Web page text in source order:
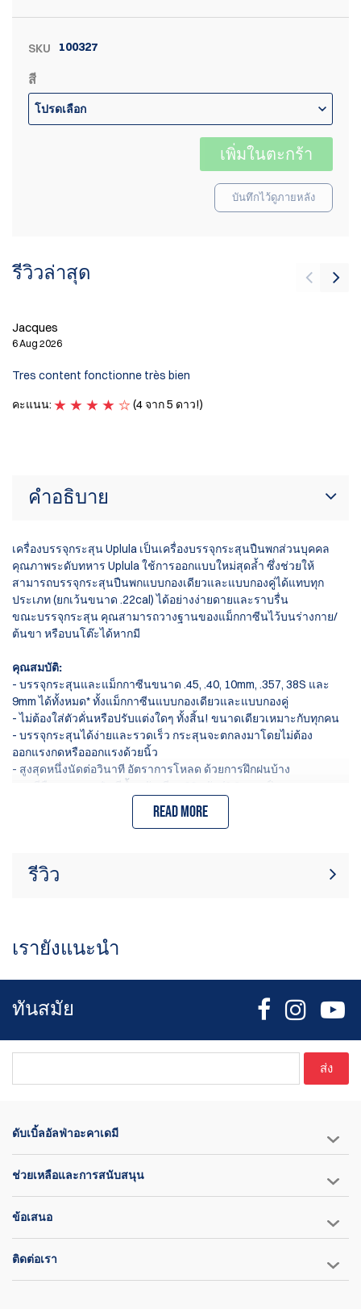
SKU 100327
สี
โปรดเลือก
เพิ่มในตะกร้า
บันทึกไว้ดูภายหลัง
รีวิวล่าสุด
Jacques
6 Aug 2026
Tres content fonctionne très bien
คะแนน:
(4 จาก 5 ดาว!)
คำอธิบาย
เครื่องบรรจุกระสุน Uplula เป็นเครื่องบรรจุกระสุนปืนพกส่วนบุคคล
คุณภาพระดับทหาร Uplula ใช้การออกแบบใหม่สุดล้ำ ซึ่งช่วยให้
สามารถบรรจุกระสุนปืนพกแบบกองเดียวและแบบกองคู่ได้แทบทุก
ประเภท (ยกเว้นขนาด .22cal) ได้อย่างง่ายดายและราบรื่น
ขณะบรรจุกระสุน คุณสามารถวางฐานของแม็กกาซีนไว้บนร่างกาย/
ต้นขา หรือบนโต๊ะได้หากมี
คุณสมบัติ:
- บรรจุกระสุนและแม็กกาซีนขนาด .45, .40, 10mm, .357, 38S และ
9mm ได้ทั้งหมด* ทั้งแม็กกาซีนแบบกองเดียวและแบบกองคู่
- ไม่ต้องใส่ตัวคั่นหรือปรับแต่งใดๆ ทั้งสิ้น! ขนาดเดียวเหมาะกับทุกคน
- บรรจุกระสุนได้ง่ายและรวดเร็ว กระสุนจะตกลงมาโดยไม่ต้อง
ออกแรงกดหรือออกแรงด้วยนิ้ว
- สูงสุดหนึ่งนัดต่อวินาที อัตราการโหลด ด้วยการฝึกฝนบ้าง
- พอดีมือและกระเป๋า มีน้ำหนักเพียง 66 กรัม (2.3 ออนซ์)
- ทนทานสูง - ผลิตจากโพลีเมอร์เสริมแรงคุณภาพดีที่สุด
- ไม่ต้องออกแรงหรือเจ็บปวดอีกต่อไปเมื่อโหลดแม็กกาซีน!
EAA, FN, Glock, HK, Hi-Point, High Standard,
Phonix Arms, Ruger, Sigma, Sig/Sauer, S&W, Springfield Armory,
Star, Steyr, Taurus, Vector, Walter และอีกมากมาย
Read more
รีวิว
เขียนรีวิว
เรายังแนะนำ
ทันสมัย
ส่ง
ดับเบิ้ลอัลฟ่าอะคาเดมี
ช่วยเหลือและการสนับสนุน
ข้อเสนอ
ติดต่อเรา